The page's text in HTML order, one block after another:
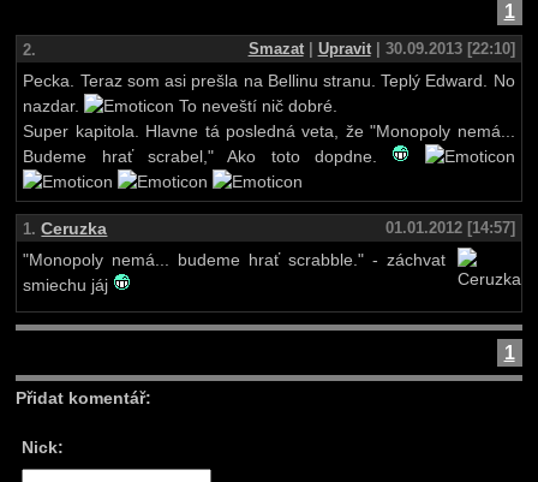
1
2. Smazat| Upravit| 30.09.2013 [22:10]
Pecka. Teraz som asi prešla na Bellinu stranu. Teplý Edward. No
nazdar.
To neveští nič dobré.
Super kapitola. Hlavne tá posledná veta, že "Monopoly nemá...
Budeme hrať scrabel," Ako toto dopdne.
1. Ceruzka
01.01.2012 [14:57]
"Monopoly nemá... budeme hrať scrabble." - záchvat
smiechu jáj
1
Přidat komentář:
Nick: